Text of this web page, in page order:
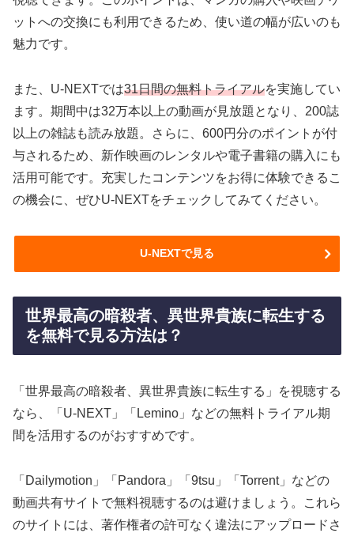
ットへの交換にも利用できるため、使い道の幅が広いのも
魅力です。
また、U-NEXTでは31日間の無料トライアルを実施してい
ます。期間中は32万本以上の動画が見放題となり、200誌
以上の雑誌も読み放題。さらに、600円分のポイントが付
与されるため、新作映画のレンタルや電子書籍の購入にも
活用可能です。充実したコンテンツをお得に体験できるこ
の機会に、ぜひU-NEXTをチェックしてみてください。
U-NEXTで見る
世界最高の暗殺者、異世界貴族に転生する
を無料で見る方法は？
「世界最高の暗殺者、異世界貴族に転生する」を視聴する
なら、「U-NEXT」「Lemino」などの無料トライアル期
間を活用するのがおすすめです。
「Dailymotion」「Pandora」「9tsu」「Torrent」などの
動画共有サイトで無料視聴するのは避けましょう。これら
のサイトには、著作権者の許可なく違法にアップロードさ